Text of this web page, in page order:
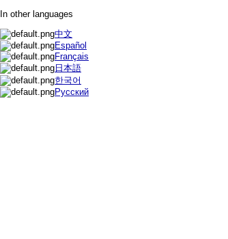
In other languages
中文
Español
Français
日本語
한국어
Русский